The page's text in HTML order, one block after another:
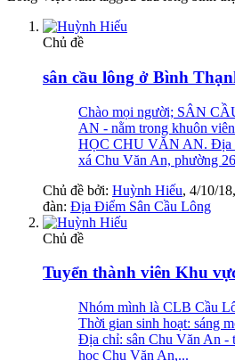
Chủ đề
sân cầu lông ở Bình
Chào mọi người; SÂN
AN - nằm trong khuôn
HỌC CHU VĂN AN. Địa
xá Chu Văn An, phường
Chủ đề bởi: Huỳnh Hiếu, 4/10/18
đàn: Địa Điểm Sân Cầu Lông
Chủ đề
Tuyển thành viên Khu
Nhóm mình là CLB Cầu
Thời gian sinh hoạt: sáng
Địa chỉ: sân Chu Văn An -
học Chu Văn An,...